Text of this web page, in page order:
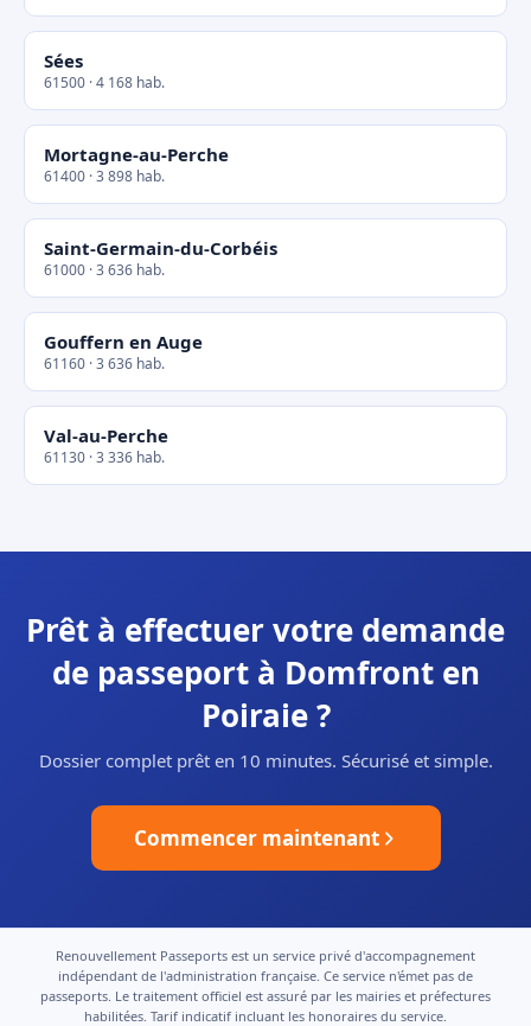
Sées
61500 · 4 168 hab.
Mortagne-au-Perche
61400 · 3 898 hab.
Saint-Germain-du-Corbéis
61000 · 3 636 hab.
Gouffern en Auge
61160 · 3 636 hab.
Val-au-Perche
61130 · 3 336 hab.
Prêt à effectuer votre demande
de passeport à Domfront en
Poiraie ?
Dossier complet prêt en 10 minutes. Sécurisé et simple.
Commencer maintenant
Renouvellement Passeports est un service privé d'accompagnement
indépendant de l'administration française. Ce service n'émet pas de
passeports. Le traitement officiel est assuré par les mairies et préfectures
habilitées. Tarif indicatif incluant les honoraires du service.